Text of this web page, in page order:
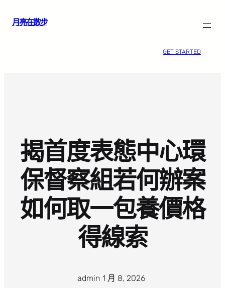
月亮在散步
GET STARTED
揭首度表態中心環
保督察組若何辦案
如何取一包養價格
得線索
admin 1 月 8, 2026